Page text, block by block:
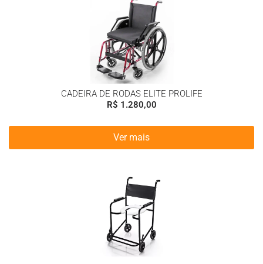
CADEIRA DE RODAS ELITE PROLIFE
R$ 1.280,00
Ver mais